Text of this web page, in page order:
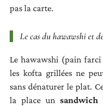
pas la carte.
Le cas du hawawshi et
Le hawawshi (pain farci
les kofta grillées ne
sans dénaturer le plat.
la place un